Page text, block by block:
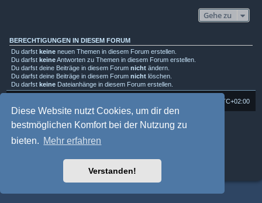
Diese Website nutzt Cookies, um dir den
bestmöglichen Komfort bei der Nutzung zu
bieten. Mehr erfahren
Verstanden!
Gehe zu
BERECHTIGUNGEN IN DIESEM FORUM
Du darfst keine neuen Themen in diesem Forum erstellen.
Du darfst keineAntworten zu Themen in diesem Forum erstellen.
Du darfst deine Beiträge in diesem Forum nicht ändern.
Du darfst deine Beiträge in diesem Forum nicht löschen.
Du darfst keine Dateianhänge in diesem Forum erstellen.
UTC+02:00
Powered byphpBB ® Forum Software © phpBB Limited
Style: Multi Design by Joyce&Luna
Datenschutz|Nutzungsbedingungen